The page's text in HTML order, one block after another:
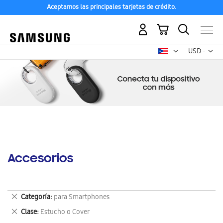
Aceptamos las principales tarjetas de crédito.
USD -
dólar
Mi carrito
Accesorios
Categoría para Smartphones
Eliminar
este
artículo
Clase Estucho o Cover
Eliminar